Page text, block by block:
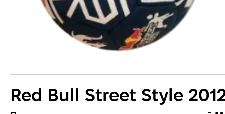
Red Bull Street Style